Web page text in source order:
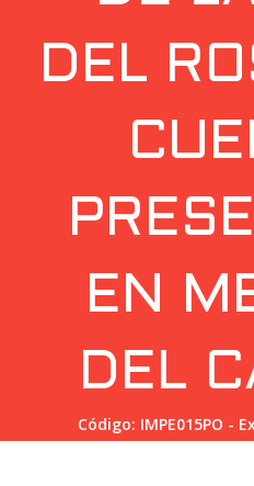
DEL
EN
DEL
Código: IMPE015PO -